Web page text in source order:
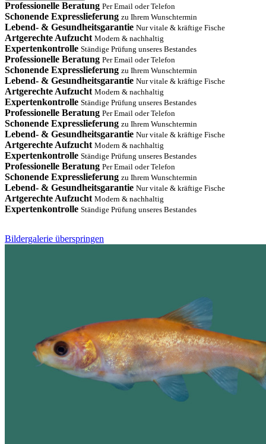
Professionelle Beratung Per Email oder Telefon
Schonende Expresslieferung zu Ihrem Wunschtermin
Lebend- & Gesundheitsgarantie Nur vitale & kräftige Fische
Artgerechte Aufzucht Modern & nachhaltig
Expertenkontrolle Ständige Prüfung unseres Bestandes
Professionelle Beratung Per Email oder Telefon
Schonende Expresslieferung zu Ihrem Wunschtermin
Lebend- & Gesundheitsgarantie Nur vitale & kräftige Fische
Artgerechte Aufzucht Modern & nachhaltig
Expertenkontrolle Ständige Prüfung unseres Bestandes
Professionelle Beratung Per Email oder Telefon
Schonende Expresslieferung zu Ihrem Wunschtermin
Lebend- & Gesundheitsgarantie Nur vitale & kräftige Fische
Artgerechte Aufzucht Modern & nachhaltig
Expertenkontrolle Ständige Prüfung unseres Bestandes
Professionelle Beratung Per Email oder Telefon
Schonende Expresslieferung zu Ihrem Wunschtermin
Lebend- & Gesundheitsgarantie Nur vitale & kräftige Fische
Artgerechte Aufzucht Modern & nachhaltig
Expertenkontrolle Ständige Prüfung unseres Bestandes
Bildergalerie überspringen